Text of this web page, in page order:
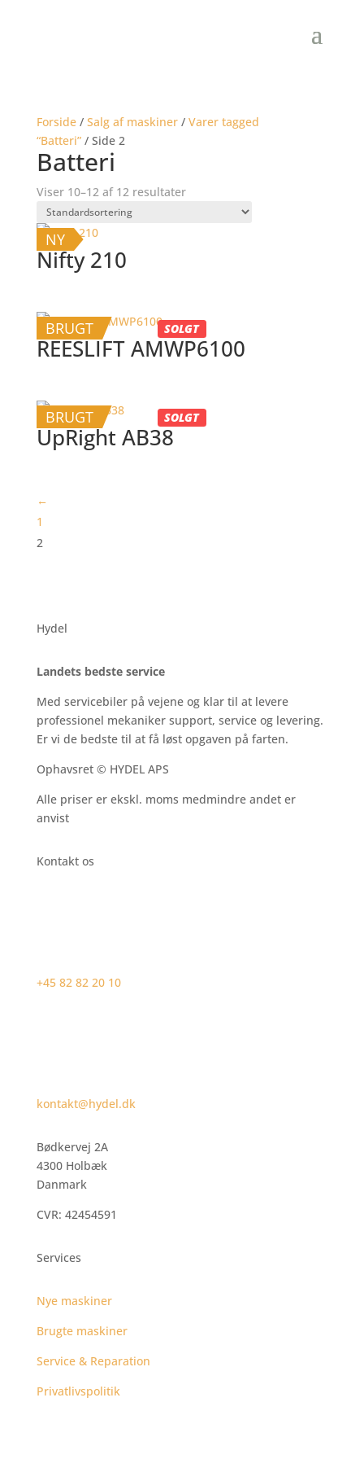
Forside/ Salg af maskiner/ Varer tagged
“Batteri”/ Side 2
Batteri
Viser 10–12 af 12 resultater
NY
Nifty 210
SOLGT
BRUGT
REESLIFT AMWP6100
SOLGT
BRUGT
UpRight AB38
←
1
2
Hydel
Landets bedste service
Med servicebiler på vejene og klar til at levere
professionel mekaniker support, service og levering.
Er vi de bedste til at få løst opgaven på farten.
Ophavsret © HYDEL APS
Alle priser er ekskl. moms medmindre andet er
anvist
Kontakt os
+45 82 82 20 10
kontakt@hydel.dk
Bødkervej 2A
4300 Holbæk
Danmark
CVR: 42454591
Services
Nye maskiner
Brugte maskiner
Service & Reparation
Privatlivspolitik